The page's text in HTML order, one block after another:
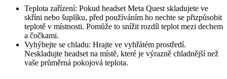
Teplota zařízení: Pokud headset Meta Quest skladujete ve
skříni nebo šuplíku, před používáním ho nechte se přizpůsobit
teplotě v místnosti. Pomůže to snížit rozdíl teplot mezi dechem
a čočkami.
Vyhýbejte se chladu: Hrajte ve vyhřátém prostředí.
Neskladujte headset na místě, které je výrazně chladnější než
vaše průměrná pokojová teplota.